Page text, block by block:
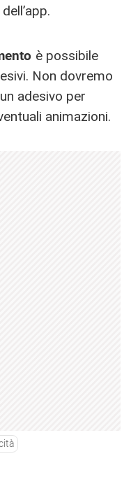
è possibile
Non dovremo
adesivo per
animazioni.